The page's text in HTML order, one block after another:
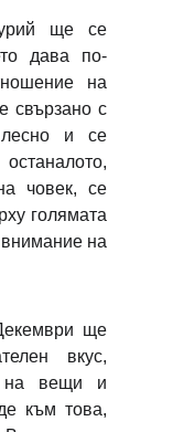
ще се
дава по-
на
свързано с
и се
човек, се
голямата
на
ще
вкус,
на вещи и
към това,